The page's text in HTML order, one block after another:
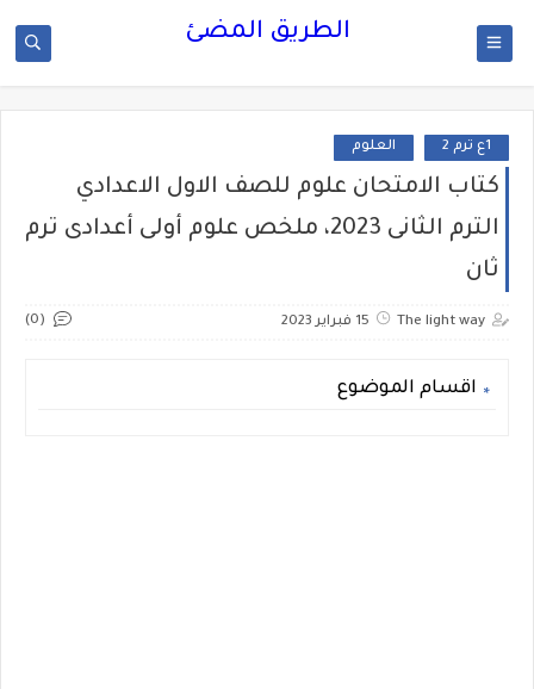
الطريق المضئ
1ع ترم 2 العلوم
كتاب الامتحان علوم للصف الاول الاعدادي
الترم الثانى 2023، ملخص علوم أولى أعدادى ترم
ثان
The light way 15 فبراير 2023 (0)
اقسام الموضوع